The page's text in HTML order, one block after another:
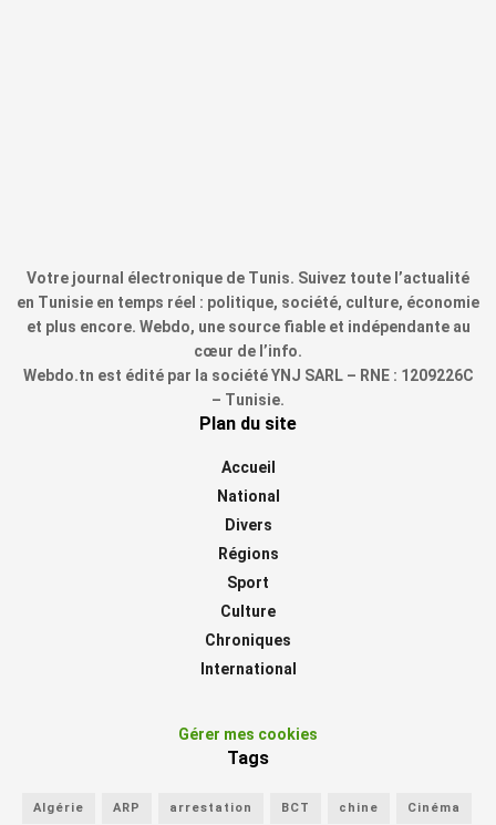
Votre journal électronique de Tunis. Suivez toute l’actualité
en Tunisie en temps réel : politique, société, culture, économie
et plus encore. Webdo, une source fiable et indépendante au
cœur de l’info.
Webdo.tn est édité par la société YNJ SARL – RNE : 1209226C
– Tunisie.
Plan du site
Accueil
National
Divers
Régions
Sport
Culture
Chroniques
International
Gérer mes cookies
Tags
Algérie ARP arrestation BCT chine Cinéma